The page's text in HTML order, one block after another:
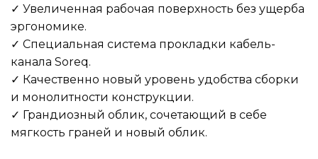
✓ Увеличенная рабочая поверхность без ущерба
эргономике.
✓ Специальная система прокладки кабель-
канала Soreq.
✓ Качественно новый уровень удобства сборки
и монолитности конструкции.
✓ Грандиозный облик, сочетающий в себе
мягкость граней и новый облик.